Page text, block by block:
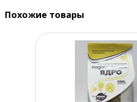
Похожие товары